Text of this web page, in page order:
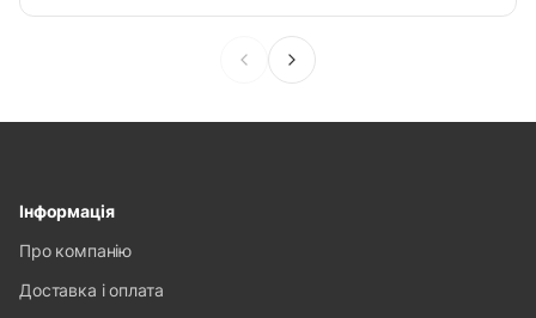
Інформація
Про компанію
Доставка і оплата